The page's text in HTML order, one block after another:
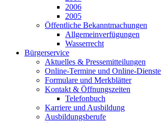
2006
2005
Öffentliche Bekanntmachungen
Allgemeinverfügungen
Wasserrecht
Bürgerservice
Aktuelles & Pressemitteilungen
Online-Termine und Online-Dienste
Formulare und Merkblätter
Kontakt & Öffnungszeiten
Telefonbuch
Karriere und Ausbildung
Ausbildungsberufe